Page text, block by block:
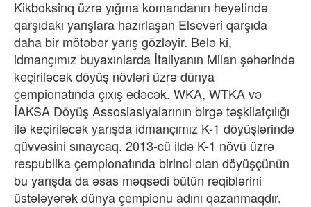
Kikboksinq üzrə yığma komandanın heyətində
qarşıdakı yarışlara hazırlaşan Elsevəri qarşıda
daha bir mötəbər yarış gözləyir. Belə ki,
idmançımız buyaxınlarda İtaliyanın Milan şəhərində
keçiriləcək döyüş növləri üzrə dünya
çempionatında çıxış edəcək. WKA, WTKA və
İAKSA Döyüş Assosiasiyalarının birgə təşkilatçılığı
ilə keçiriləcək yarışda idmançımız K-1 döyüşlərində
qüvvəsini sınaycaq. 2013-cü ildə K-1 növü üzrə
respublika çempionatında birinci olan döyüşçünün
bu yarışda da əsas məqsədi bütün rəqiblərini
üstələyərək dünya çempionu adını qazanmaqdır.